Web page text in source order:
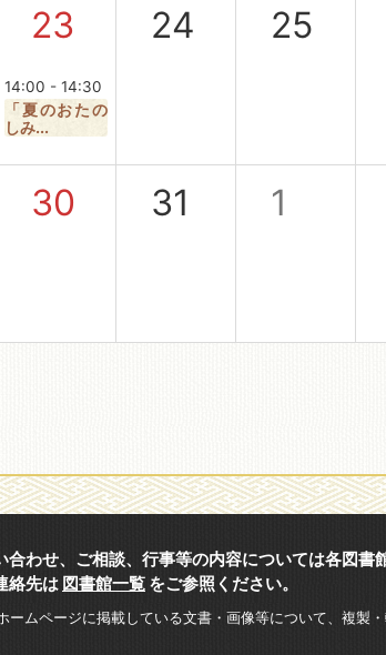
23
14:00 - 14:30
「夏のおたの
しみ...
24 25
30 31 1
合わせ、ご相談、行事等の内容については各図書
絡先は 図書館一覧 をご参照ください。
ームページに掲載している文書・画像等について、複製・